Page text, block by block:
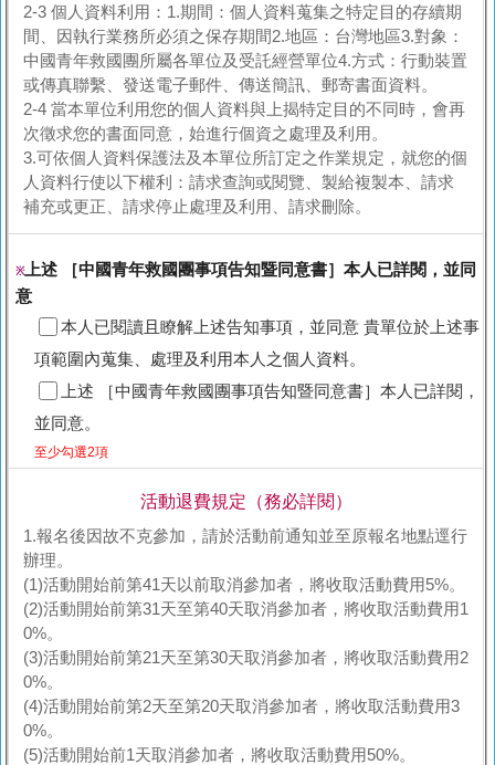
2-3 個人資料利用：1.期間：個人資料蒐集之特定目的存續期
間、因執行業務所必須之保存期間2.地區：台灣地區3.對象：
中國青年救國團所屬各單位及受託經營單位4.方式：行動裝置
或傳真聯繫、發送電子郵件、傳送簡訊、郵寄書面資料。
2-4 當本單位利用您的個人資料與上揭特定目的不同時，會再
次徵求您的書面同意，始進行個資之處理及利用。
3.可依個人資料保護法及本單位所訂定之作業規定，就您的個
人資料行使以下權利：請求查詢或閱覽、製給複製本、請求
補充或更正、請求停止處理及利用、請求刪除。
※上述 ［中國青年救國團事項告知暨同意書］本人已詳閱，並同
意
本人已閱讀且瞭解上述告知事項，並同意 貴單位於上述事
項範圍內蒐集、處理及利用本人之個人資料。
上述 ［中國青年救國團事項告知暨同意書］本人已詳閱，
並同意。
至少勾選2項
活動退費規定（務必詳閱）
1.報名後因故不克參加，請於活動前通知並至原報名地點逕行
辦理。
(1)活動開始前第41天以前取消參加者，將收取活動費用5%。
(2)活動開始前第31天至第40天取消參加者，將收取活動費用1
0%。
(3)活動開始前第21天至第30天取消參加者，將收取活動費用2
0%。
(4)活動開始前第2天至第20天取消參加者，將收取活動費用3
0%。
(5)活動開始前1天取消參加者，將收取活動費用50%。